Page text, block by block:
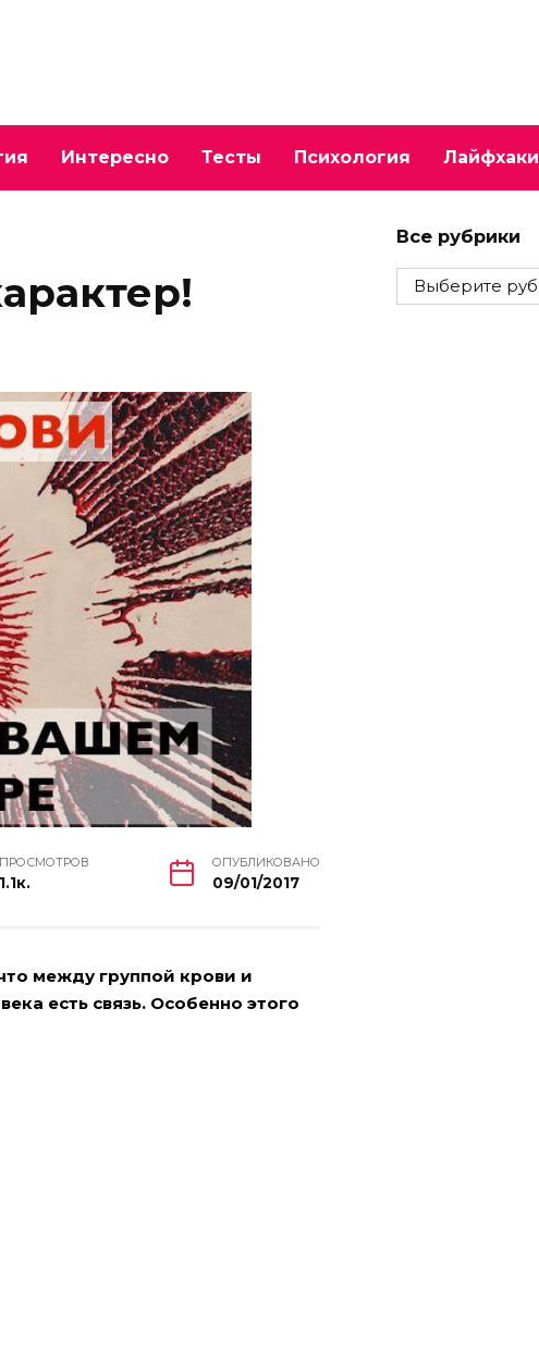
Интересно Тесты Психология Лайфхаки
ПРОСМОТРОВ
1.1к.
ОПУБЛИКОВАНО
09/01/2017
между группой крови и
есть связь. Особенно этого
Все рубрики
Все
рубрики